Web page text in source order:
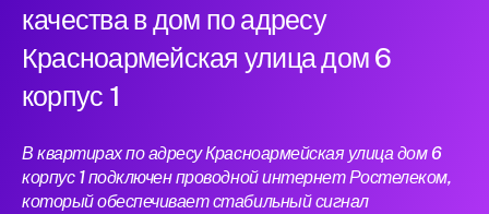
качества в дом по адресу
Красноармейская улица дом 6
корпус 1
В квартирах по адресу Красноармейская улица дом 6
корпус 1 подключен проводной интернет Ростелеком,
который обеспечивает стабильный сигнал